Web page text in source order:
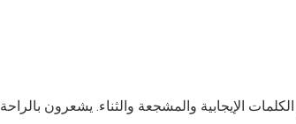
الإيجابية والمشجعة والثناء. يشعرون بالراحة